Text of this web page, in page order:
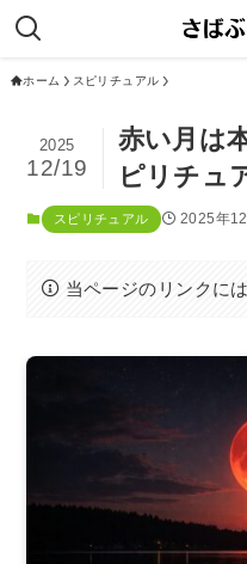
ホーム スピリチュアル
赤い月は
ピリチュ
2025
12/19
スピリチュアル 2025年
当ページのリンクに